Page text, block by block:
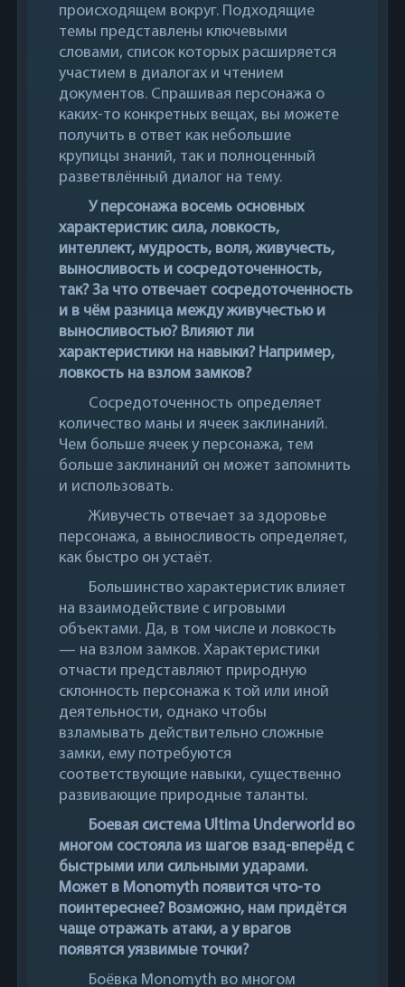
происходящем вокруг. Подходящие
темы представлены ключевыми
словами, список которых расширяется
участием в диалогах и чтением
документов. Спрашивая персонажа о
каких-то конкретных вещах, вы можете
получить в ответ как небольшие
крупицы знаний, так и полноценный
разветвлённый диалог на тему.
У персонажа восемь основных
характеристик: сила, ловкость,
интеллект, мудрость, воля, живучесть,
выносливость и сосредоточенность,
так? За что отвечает сосредоточенность
и в чём разница между живучестью и
выносливостью? Влияют ли
характеристики на навыки? Например,
ловкость на взлом замков?
Сосредоточенность определяет
количество маны и ячеек заклинаний.
Чем больше ячеек у персонажа, тем
больше заклинаний он может запомнить
и использовать.
Живучесть отвечает за здоровье
персонажа, а выносливость определяет,
как быстро он устаёт.
Большинство характеристик влияет
на взаимодействие с игровыми
объектами. Да, в том числе и ловкость
— на взлом замков. Характеристики
отчасти представляют природную
склонность персонажа к той или иной
деятельности, однако чтобы
взламывать действительно сложные
замки, ему потребуются
соответствующие навыки, существенно
развивающие природные таланты.
Боевая система Ultima Underworld во
многом состояла из шагов взад-вперёд с
быстрыми или сильными ударами.
Может в Monomyth появится что-то
поинтереснее? Возможно, нам придётся
чаще отражать атаки, а у врагов
появятся уязвимые точки?
Боёвка Monomyth во многом